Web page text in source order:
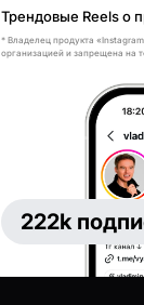
Трендовые Reels о
* Владелец продукта
организацией и запрещена на
222k